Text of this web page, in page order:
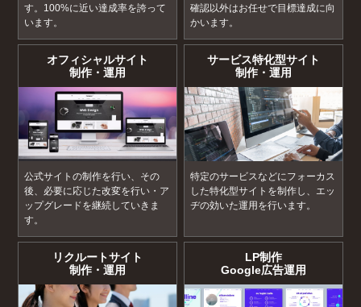
す。100%に近い達成率を誇って
います。
確認以外はお任せで目標達成に向
かいます。
オフィシャルサイト
制作・運用
公式サイトの制作を行い、その
後、必要に応じた改変を行い・ア
ップグレードを継続していきま
す。
サービス特化型サイト
制作・運用
特定のサービスなどにフォーカス
した特化型サイトを制作し、エッ
ヂの効いた運用を行います。
リクルートサイト
制作・運用
LP制作
Google広告運用